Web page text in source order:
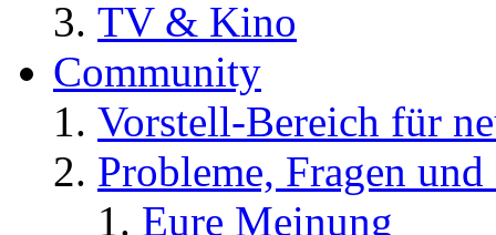
TV & Kino
Community
Vorstell-Bereich für
Probleme, Fragen
Eure Meinung